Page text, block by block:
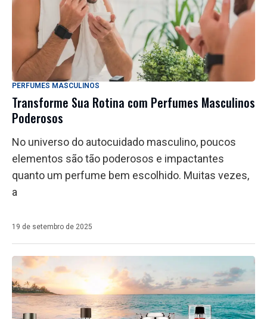
PERFUMES MASCULINOS
Transforme Sua Rotina com Perfumes Masculinos
Poderosos
No universo do autocuidado masculino, poucos
elementos são tão poderosos e impactantes
quanto um perfume bem escolhido. Muitas vezes,
a
19 de setembro de 2025